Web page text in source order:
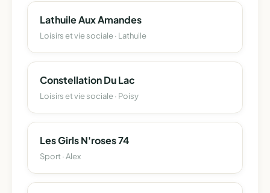
Lathuile Aux Amandes
Loisirs et vie sociale · Lathuile
Constellation Du Lac
Loisirs et vie sociale · Poisy
Les Girls N'roses 74
Sport · Alex